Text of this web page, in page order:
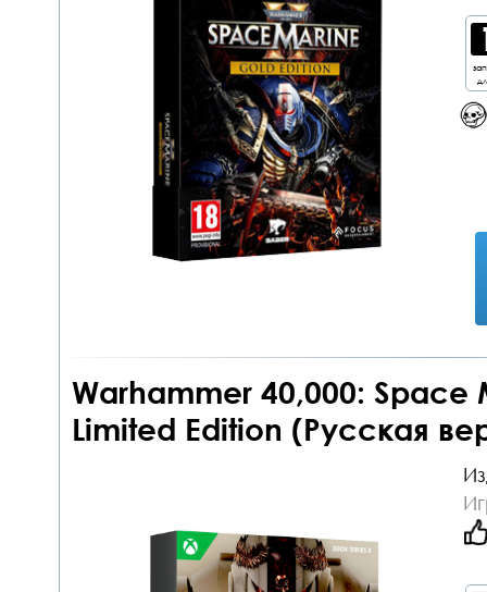
Warhammer 40,000: Space
Limited Edition (Русская